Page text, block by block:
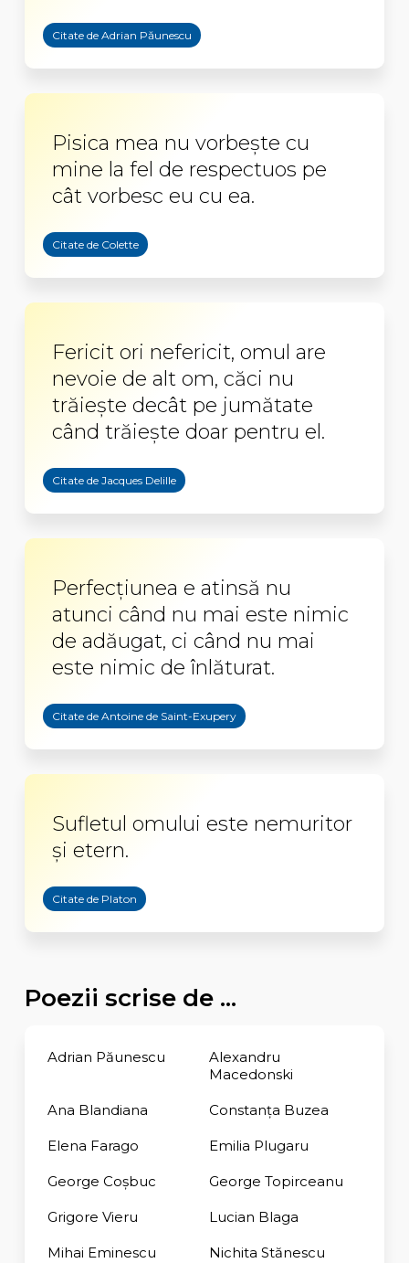
Citate de Adrian Păunescu
Pisica mea nu vorbește cu
mine la fel de respectuos pe
cât vorbesc eu cu ea.
Citate de Colette
Fericit ori nefericit, omul are
nevoie de alt om, căci nu
trăiește decât pe jumătate
când trăiește doar pentru el.
Citate de Jacques Delille
Perfecţiunea e atinsă nu
atunci când nu mai este nimic
de adăugat, ci când nu mai
este nimic de înlăturat.
Citate de Antoine de Saint-Exupery
Sufletul omului este nemuritor
şi etern.
Citate de Platon
Poezii scrise de ...
Adrian Păunescu
Alexandru
Macedonski
Ana Blandiana Constanţa Buzea
Elena Farago Emilia Plugaru
George Coşbuc George Topirceanu
Grigore Vieru Lucian Blaga
Mihai Eminescu Nichita Stănescu